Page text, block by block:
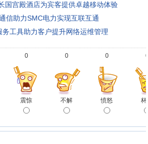
国宫殿酒店为宾客提供卓越移动体验
信助力SMC电力实现互联互通
务工具助力客户提升网络运维管理
0
震惊
0
不解
0
愤怒